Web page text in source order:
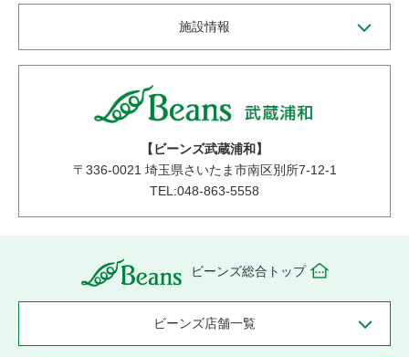
施設情報
【ビーンズ武蔵浦和】
〒 336-0021 埼玉県さいたま市南区別所7-12-1
TEL:048-863-5558
ビーンズ総合トップ
ビーンズ店舗一覧